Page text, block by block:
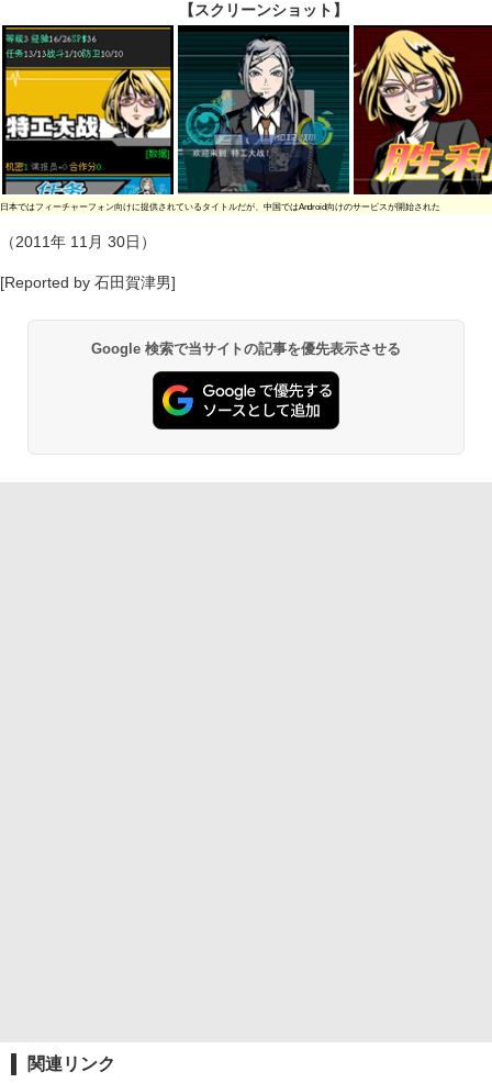
【スクリーンショット】
日本ではフィーチャーフォン向けに提供されているタイトルだが、中国ではAndroid向けのサービスが開始された
（2011年 11月 30日）
[Reported by 石田賀津男]
Google 検索で当サイトの記事を優先表示させる
関連リンク